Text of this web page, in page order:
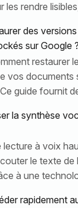
les rendre
des
sur Google ?
restaurer
vos documents
guide fournit
la synthèse
à voix
le texte de
à une
rapidement